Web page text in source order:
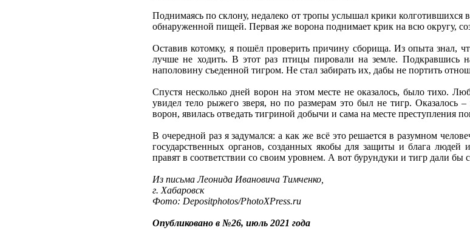
Поднимаясь по склону, недалеко от тропы услышал крики
обнаруженной пищей. Первая же ворона поднимает крик на всю округу,
Оставив котомку, я пошёл проверить причину сборища. Из опыта знал,
лучше не ходить. В этот раз птицы пировали на земле. Подкравшись
наполовину съеденной тигром. Не стал забирать их, дабы не портить
Спустя несколько дней ворон на этом месте не оказалось, было тихо.
увидел тело рыжего зверя, но по размерам это был не тигр. Оказалось
ворон, явилась отведать тигриной добычи и сама на месте
В очередной раз я задумался: а как же всё это решается в разумном
государственных органов, созданных якобы для защиты и блага
правят в соответствии со своим уровнем. А вот бурундуки и тигр дали бы
Из письма Леонида Ивановича Тимченко,
г. Хабаровск
Фото: Depositphotos/PhotoXPress.ru
Опубликовано в №26, июль 2021 года